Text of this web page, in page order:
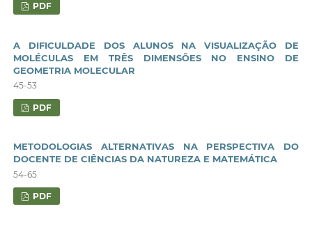
PDF
A DIFICULDADE DOS ALUNOS NA VISUALIZAÇÃO DE
MOLÉCULAS EM TRÊS DIMENSÕES NO ENSINO DE
GEOMETRIA MOLECULAR
45-53
PDF
METODOLOGIAS ALTERNATIVAS NA PERSPECTIVA DO
DOCENTE DE CIÊNCIAS DA NATUREZA E MATEMÁTICA
54-65
PDF